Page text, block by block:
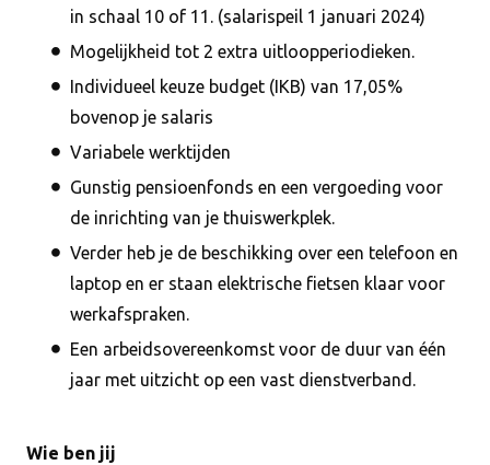
in schaal 10 of 11. (salarispeil 1 januari 2024)
Mogelijkheid tot 2 extra uitloopperiodieken.
Individueel keuze budget (IKB) van 17,05%
bovenop je salaris
Variabele werktijden
Gunstig pensioenfonds en een vergoeding voor
de inrichting van je thuiswerkplek.
Verder heb je de beschikking over een telefoon en
laptop en er staan elektrische fietsen klaar voor
werkafspraken.
Een arbeidsovereenkomst voor de duur van één
jaar met uitzicht op een vast dienstverband.
Wie ben jij